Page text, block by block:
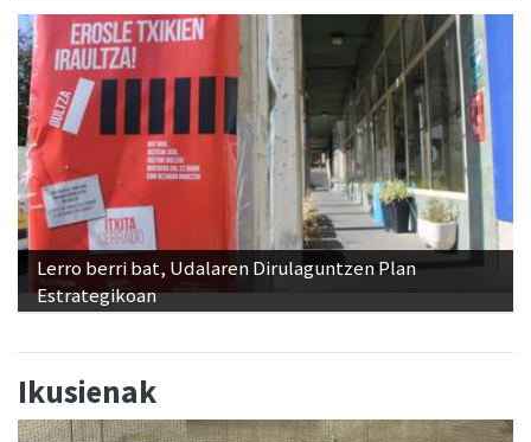
Lerro berri bat, Udalaren Dirulaguntzen Plan
Estrategikoan
Ikusienak